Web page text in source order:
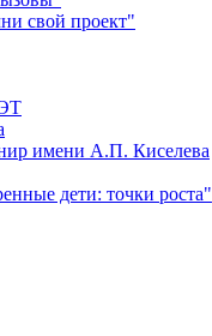
свой проект"
имени А.П. Киселева
дети: точки роста"